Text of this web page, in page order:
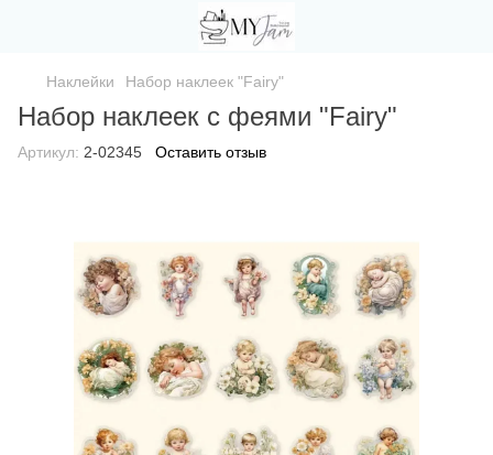
Наклейки Набор наклеек "Fairy"
Набор наклеек с феями "Fairy"
Артикул: 2-02345 Оставить отзыв